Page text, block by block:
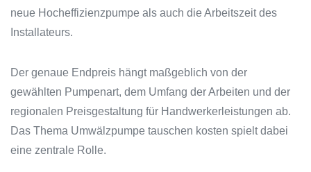
neue Hocheffizienzpumpe als auch die Arbeitszeit des
Installateurs.
Der genaue Endpreis hängt maßgeblich von der
gewählten Pumpenart, dem Umfang der Arbeiten und der
regionalen Preisgestaltung für Handwerkerleistungen ab.
Das Thema Umwälzpumpe tauschen kosten spielt dabei
eine zentrale Rolle.